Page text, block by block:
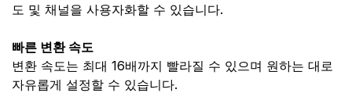
도 및 채널을 사용자화할 수 있습니다.
빠른 변환 속도
변환 속도는 최대 16배까지 빨라질 수 있으며 원하는 대로
자유롭게 설정할 수 있습니다.